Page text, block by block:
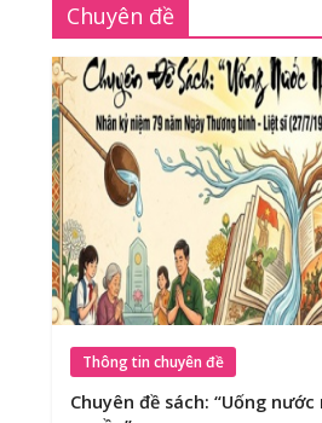
Chuyên đề
Thông tin chuyên đề
Chuyên đề sách: “Uống nước